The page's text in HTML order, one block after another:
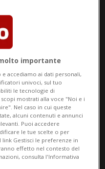
su
Tour.
importante
accediamo ai dati personali,
univoci, sul tuo
le tecnologie di
mostrati alla voce "Noi e i
Nel caso in cui queste
alcuni contenuti e annunci
Puoi accedere
le tue scelte o per
Gestisci le preferenze in
effetto nel contesto del
consulta l'Informativa